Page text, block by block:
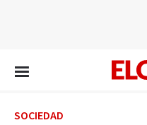
SOCIEDAD